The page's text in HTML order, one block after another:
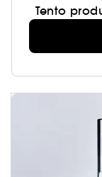
² Vlastní
Tento